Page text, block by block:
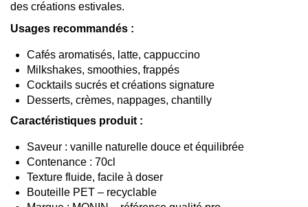
des créations estivales.
Usages recommandés :
Cafés aromatisés, latte, cappuccino
Milkshakes, smoothies, frappés
Cocktails sucrés et créations signature
Desserts, crèmes, nappages, chantilly
Caractéristiques produit :
Saveur : vanille naturelle douce et équilibrée
Contenance : 70cl
Texture fluide, facile à doser
Bouteille PET – recyclable